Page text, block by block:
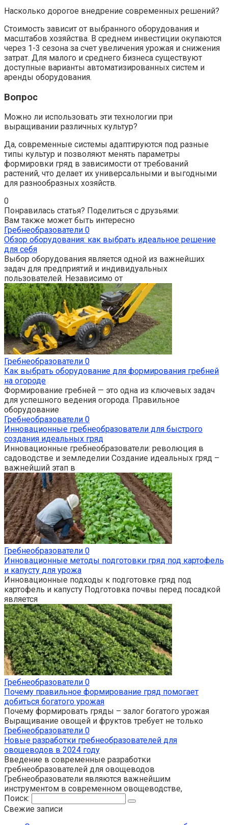
Насколько дорогое внедрение современных решений?
Стоимость зависит от выбранного оборудования и
масштабов хозяйства. В среднем инвестиции окупаются
через 1-3 сезона за счет увеличения урожая и снижения
затрат. Для малого и среднего бизнеса существуют
доступные варианты автоматизированных систем и
аренды оборудования.
Вопрос
Можно ли использовать эти технологии при
выращивании различных культур?
Да, современные системы адаптируются под разные
типы культур и позволяют менять параметры
формировки гряд в зависимости от требований
растений, что делает их универсальными и выгодными
для разнообразных хозяйств.
0
Понравилась статья? Поделиться с друзьями:
Вам также может быть интересно
Гребнеобразователи 0
Обзор оборудования: как выбрать идеальное решение
для себя
Выбор оборудования является одной из важнейших
задач для предприятий и индивидуальных
пользователей. Независимо от
Гребнеобразователи 0
Как выбрать оборудование для формирования гребней
на огороде
Формирование гребней — это одна из ключевых задач
для успешного ведения огорода. Правильное
оборудование
Гребнеобразователи 0
Инновационные гребнеобразователи для быстрого
создания идеальных гряд
Инновационные гребнеобразователи: революция в
садоводстве и земледелии Создание идеальных гряд –
важнейший этап в
Гребнеобразователи 0
Инновационные методы подготовки гряд под картофель
и капусту для урожа
Инновационные подходы к подготовке гряд под
картофель и капусту Подготовка почвы перед посадкой
является
Гребнеобразователи 0
Почему правильное формирование гряд помогает
добиться богатого урожая
Почему формировать гряды – залог богатого урожая
Выращивание овощей и фруктов требует не только
Гребнеобразователи 0
Новые разработки гребнеобразователей для
овощеводов в 2024 году
Введение в современные разработки
гребнеобразователей для овощеводов
Гребнеобразователи являются важнейшим
инструментом в современном овощеводстве,
Поиск:
Свежие записи